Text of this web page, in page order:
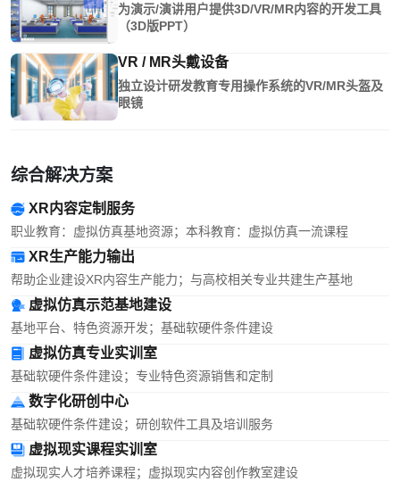
为演示/演讲用户提供3D/VR/MR内容的开发工具
（3D版PPT）
VR / MR头戴设备
独立设计研发教育专用操作系统的VR/MR头盔及
眼镜
综合解决方案
XR内容定制服务
职业教育：虚拟仿真基地资源；本科教育：虚拟仿真一流课程
XR生产能力输出
帮助企业建设XR内容生产能力；与高校相关专业共建生产基地
虚拟仿真示范基地建设
基地平台、特色资源开发；基础软硬件条件建设
虚拟仿真专业实训室
基础软硬件条件建设；专业特色资源销售和定制
数字化研创中心
基础软硬件条件建设；研创软件工具及培训服务
虚拟现实课程实训室
虚拟现实人才培养课程；虚拟现实内容创作教室建设